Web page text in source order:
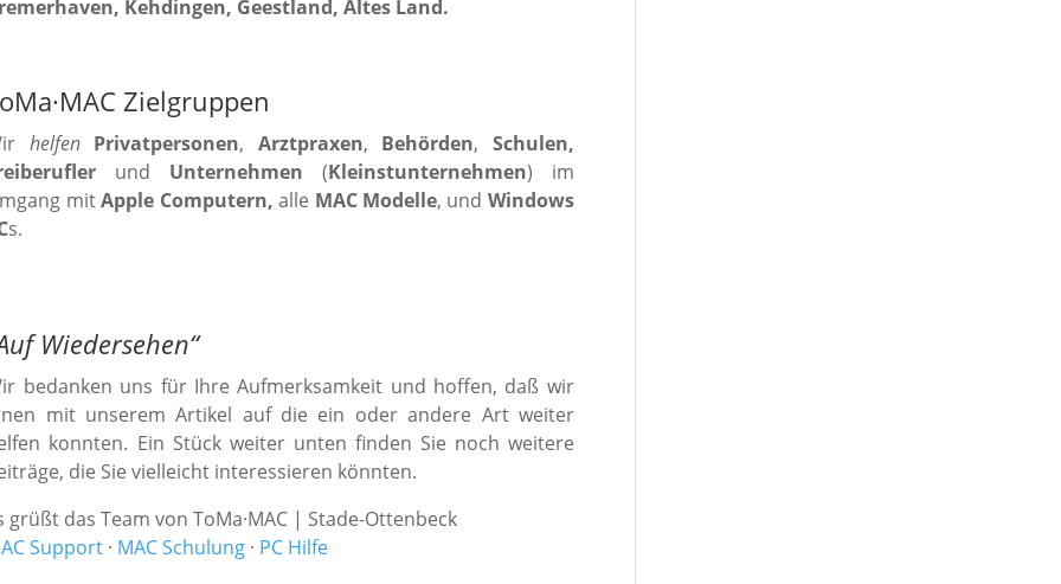
Kehdingen, Geestland, Altes Land.
Zielgruppen
helfen Privatpersonen, Arztpraxen, Behörden, Schulen,
und Unternehmen (Kleinstunternehmen) im
mitApple Computern,alle MAC Modelle, und Windows
s.
Wiedersehen“
bedanken uns für Ihre Aufmerksamkeit und hoffen, daß wir
mit unserem Artikel auf die ein oder andere Art weiter
konnten. Ein Stück weiter unten finden Sie noch weitere
die Sie vielleicht interessieren könnten.
grüßt das Team von ToMa·MAC | Stade-Ottenbeck
Support · MAC Schulung · PC Hilfe